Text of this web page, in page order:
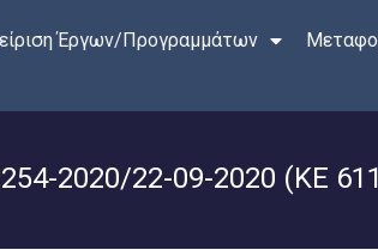
Έργων/Προγραμμάτων
2020/22-09-2020 (ΚΕ